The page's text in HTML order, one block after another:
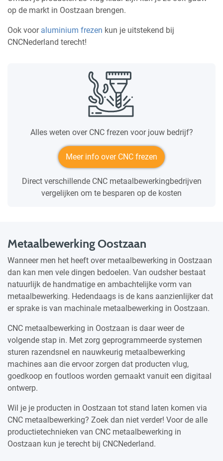
op de markt in Oostzaan brengen.
Ook voor aluminium frezen kun je uitstekend bij
CNCNederland terecht!
Alles weten over CNC frezen voor jouw bedrijf?
Meer info over CNC frezen
Direct verschillende CNC metaalbewerkingbedrijven
vergelijken om te besparen op de kosten
Metaalbewerking Oostzaan
Wanneer men het heeft over metaalbewerking in Oostzaan
dan kan men vele dingen bedoelen. Van oudsher bestaat
natuurlijk de handmatige en ambachtelijke vorm van
metaalbewerking. Hedendaags is de kans aanzienlijker dat
er sprake is van machinale metaalbewerking in Oostzaan.
CNC metaalbewerking in Oostzaan is daar weer de
volgende stap in. Met zorg geprogrammeerde systemen
sturen razendsnel en nauwkeurig metaalbewerking
machines aan die ervoor zorgen dat producten vlug,
goedkoop en foutloos worden gemaakt vanuit een digitaal
ontwerp.
Wil je je producten in Oostzaan tot stand laten komen via
CNC metaalbewerking? Zoek dan niet verder! Voor de alle
productietechnieken van CNC metaalbewerking in
Oostzaan kun je terecht bij CNCNederland.